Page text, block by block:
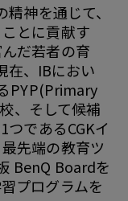
神を通じて、
とに貢献す
だ若者の育
在、IBにおい
PYP(Primary
、そして候補
つであるCGKイ
先端の教育ツ
BenQ Boardを
プログラムを